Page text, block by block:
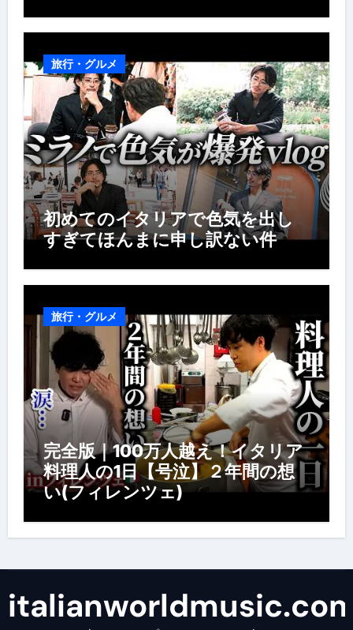
旅行・グルメ
初めてのイタリアで色気を出し
すぎてほんまに申し訳ない件
旅行・グルメ
完全版｜100万人越え！イタリア
料理人の1日【号泣】２年間の想
い(フィレンツェ)